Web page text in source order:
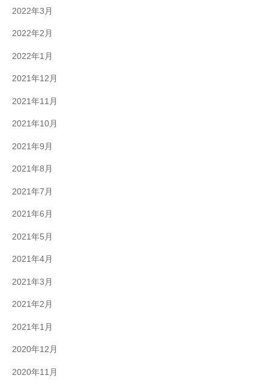
2022年3月
2022年2月
2022年1月
2021年12月
2021年11月
2021年10月
2021年9月
2021年8月
2021年7月
2021年6月
2021年5月
2021年4月
2021年3月
2021年2月
2021年1月
2020年12月
2020年11月